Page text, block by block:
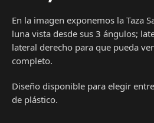
En la imagen exponemos la Taza
luna vista desde sus 3 ángulos;
lateral derecho para que pueda
completo.
Diseño disponible para elegir
de plástico.